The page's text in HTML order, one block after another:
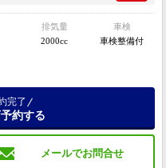
排気量
2000cc
車検
車検整備付
メールでお問合せ
完了
約する